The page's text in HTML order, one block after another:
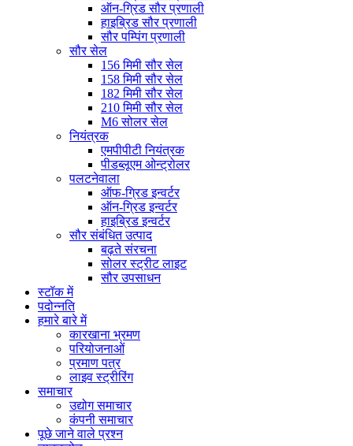
ऑन-ग्रिड सौर प्रणाली
हाइब्रिड सौर प्रणाली
सौर पम्पिंग प्रणाली
सौर सेल
156 मिमी सौर सेल
158 मिमी सौर सेल
182 मिमी सौर सेल
210 मिमी सौर सेल
M6 सोलर सेल
नियंत्रक
एमपीपीटी नियंत्रक
पीडब्लूएम ओन्ट्रोलर
पलटनेवाला
ऑफ-ग्रिड इन्वर्टर
ऑन-ग्रिड इन्वर्टर
हाइब्रिड इन्वर्टर
सौर संबंधित उत्पाद
बढ़ते संरचना
सोलर स्ट्रीट लाइट
सौर उपसाधन
स्टॉक में
पदोन्नति
हमारे बारे में
कारखाना भ्रमण
परियोजनाओं
प्रमाण पत्र
लाइव स्ट्रीरिंग
समाचार
उद्योग समाचार
कंपनी समाचार
पूछे जाने वाले प्रश्न